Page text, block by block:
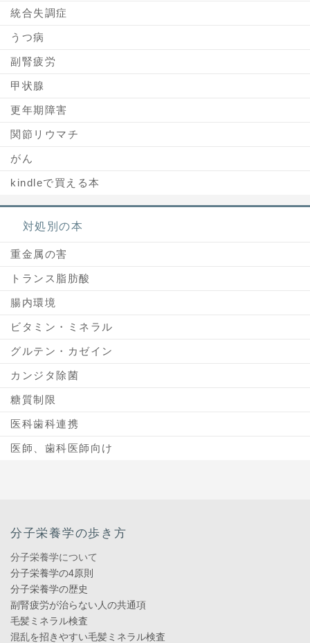
統合失調症
うつ病
副腎疲労
甲状腺
更年期障害
関節リウマチ
がん
kindleで買える本
対処別の本
重金属の害
トランス脂肪酸
腸内環境
ビタミン・ミネラル
グルテン・カゼイン
カンジタ除菌
糖質制限
医科歯科連携
医師、歯科医師向け
分子栄養学の歩き方
分子栄養学について
分子栄養学の4原則
分子栄養学の歴史
副腎疲労が治らない人の共通項
毛髪ミネラル検査
混乱を招きやすい毛髪ミネラル検査